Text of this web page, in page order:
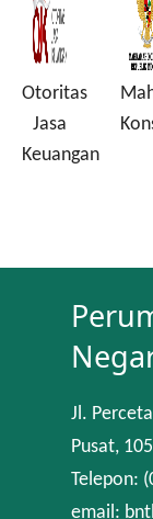
Otoritas
Jasa
Keuangan
Jl.
Pusat,
Telepon:
email: